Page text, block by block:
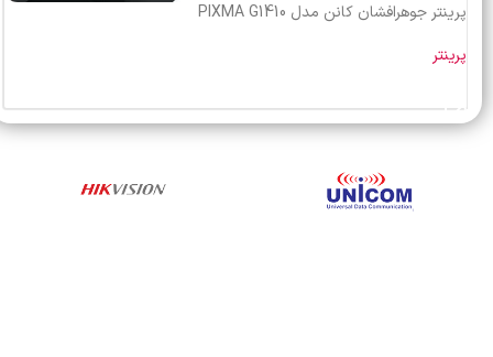
پرينتر جوهرافشان کانن مدل PIXMA G1410
پرینتر